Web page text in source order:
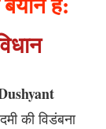
की विडंबना